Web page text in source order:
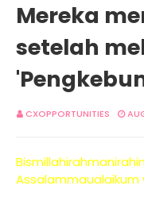
Mereka
setelah
CXOPPORTUNITIES
Assalammaualaikum